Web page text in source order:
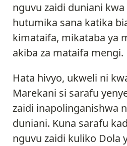
nguvu zaidi duniani
hutumika sana katika
kimataifa, mikataba ya
akiba za mataifa mengi.
Hata hivyo, ukweli ni
Marekani si sarafu
zaidi inapolinganishwa
duniani. Kuna sarafu
nguvu zaidi kuliko Dola